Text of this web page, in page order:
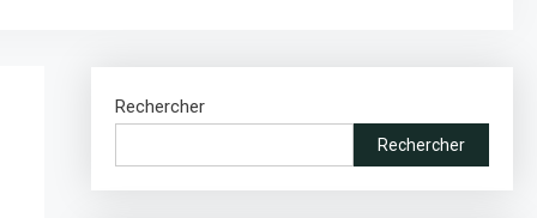
Rechercher
Rechercher